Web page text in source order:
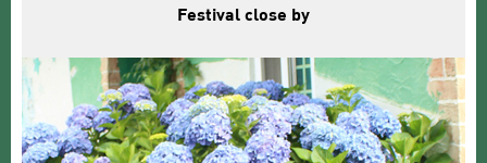
Festival close by